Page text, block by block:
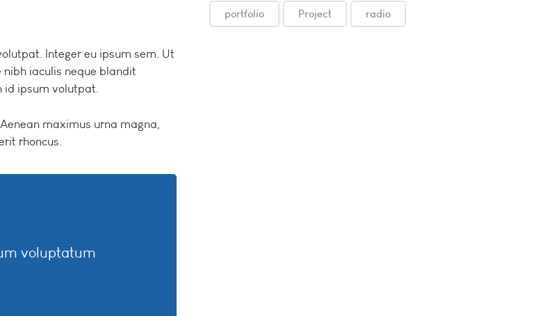
Integer eu ipsum sem. Ut
iaculis neque blandit
id ipsum volutpat.
maximus urna magna,
rhoncus.
voluptatum
portfolio Project radio